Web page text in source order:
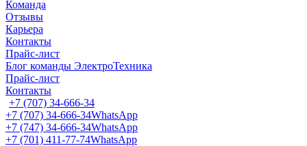
Команда
Отзывы
Карьера
Контакты
Прайс-лист
Блог команды ЭлектроТехника
Прайс-лист
Контакты
+7 (707) 34-666-34
+7 (707) 34-666-34WhatsApp
+7 (747) 34-666-34WhatsApp
+7 (701) 411-77-74WhatsApp